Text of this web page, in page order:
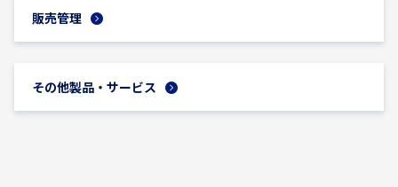
販売管理
その他製品・サービス